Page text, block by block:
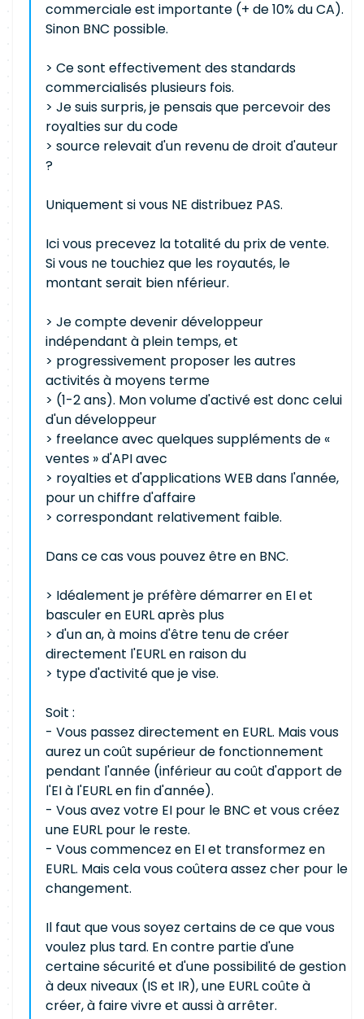
commerciale est importante (+ de 10% du CA).
Sinon BNC possible.
> Ce sont effectivement des standards
commercialisés plusieurs fois.
> Je suis surpris, je pensais que percevoir des
royalties sur du code
> source relevait d'un revenu de droit d'auteur
?
Uniquement si vous NE distribuez PAS.
Ici vous precevez la totalité du prix de vente.
Si vous ne touchiez que les royautés, le
montant serait bien nférieur.
> Je compte devenir développeur
indépendant à plein temps, et
> progressivement proposer les autres
activités à moyens terme
> (1-2 ans). Mon volume d'activé est donc celui
d'un développeur
> freelance avec quelques suppléments de «
ventes » d'API avec
> royalties et d'applications WEB dans l'année,
pour un chiffre d'affaire
> correspondant relativement faible.
Dans ce cas vous pouvez être en BNC.
> Idéalement je préfère démarrer en EI et
basculer en EURL après plus
> d'un an, à moins d'être tenu de créer
directement l'EURL en raison du
> type d'activité que je vise.
Soit :
- Vous passez directement en EURL. Mais vous
aurez un coût supérieur de fonctionnement
pendant l'année (inférieur au coût d'apport de
l'EI à l'EURL en fin d'année).
- Vous avez votre EI pour le BNC et vous créez
une EURL pour le reste.
- Vous commencez en EI et transformez en
EURL. Mais cela vous coûtera assez cher pour le
changement.
Il faut que vous soyez certains de ce que vous
voulez plus tard. En contre partie d'une
certaine sécurité et d'une possibilité de gestion
à deux niveaux (IS et IR), une EURL coûte à
créer, à faire vivre et aussi à arrêter.